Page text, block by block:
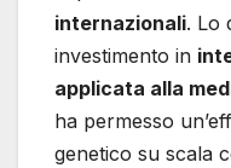
internazionali. Lo
investimento in
applicata alla
ha permesso
genetico su scala